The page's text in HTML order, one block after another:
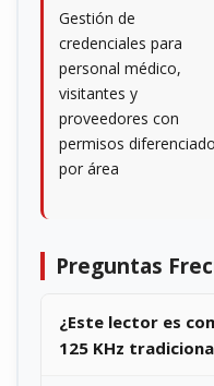
Gestión de
credenciales para
personal médico,
visitantes y
proveedores con
permisos
por área
Preguntas
¿Este lector es
125 KHz